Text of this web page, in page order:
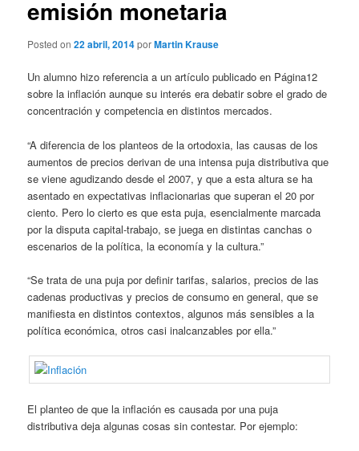
emisión monetaria
Posted on22 abril, 2014porMartin Krause
Un alumno hizo referencia a un artículo publicado en Página12
sobre la inflación aunque su interés era debatir sobre el grado de
concentración y competencia en distintos mercados.
“A diferencia de los planteos de la ortodoxia, las causas de los
aumentos de precios derivan de una intensa puja distributiva que
se viene agudizando desde el 2007, y que a esta altura se ha
asentado en expectativas inflacionarias que superan el 20 por
ciento. Pero lo cierto es que esta puja, esencialmente marcada
por la disputa capital-trabajo, se juega en distintas canchas o
escenarios de la política, la economía y la cultura.”
“Se trata de una puja por definir tarifas, salarios, precios de las
cadenas productivas y precios de consumo en general, que se
manifiesta en distintos contextos, algunos más sensibles a la
política económica, otros casi inalcanzables por ella.”
El planteo de que la inflación es causada por una puja
distributiva deja algunas cosas sin contestar. Por ejemplo: